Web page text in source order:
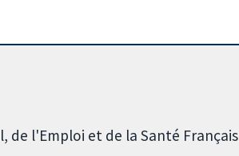
de l'Emploi et de la Santé Français